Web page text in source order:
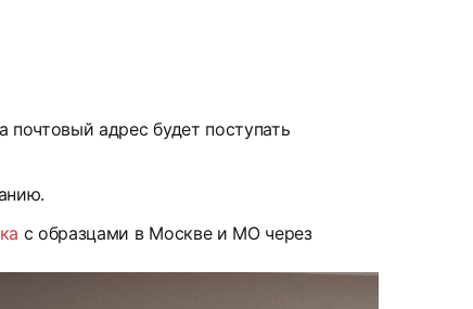
почтовый адрес будет поступать
с образцами в Москве и МО через